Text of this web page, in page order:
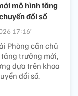
mô hình tăng
đổi số
17:16’
Phòng cần chủ
trưởng mới,
dựa trên khoa
đổi số.